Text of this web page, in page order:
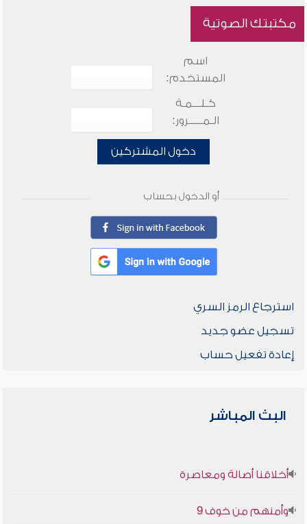
مكتبتك الصوتية
اسم
المستخدم:
كـلـــمـة
الـمـــــرور:
دخول المشتركين
أو الدخول بحساب
استرجاع الرمز السري
تسجيل عضو جديد
إعادة تفعيل حساب
البث المباشر
أخلاقنا أصالة ومعاصرة
وأمنهم من خوف 9